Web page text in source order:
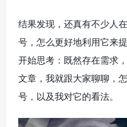
结果发现，还真有不少人
号，怎么更好地利用它来
开始思考：既然存在需求
文章，我就跟大家聊聊，
号，以及我对它的看法。